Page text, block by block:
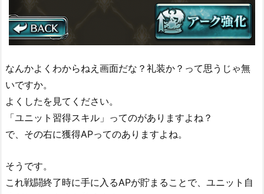
なんかよくわからねえ画面だな？礼装か？って思うじゃ無
いですか。
よくしたを見てください。
「ユニット習得スキル」ってのがありますよね？
で、その右に獲得APってのありますよね。
そうです。
これ戦闘終了時に手に入るAPが貯まることで、ユニット自